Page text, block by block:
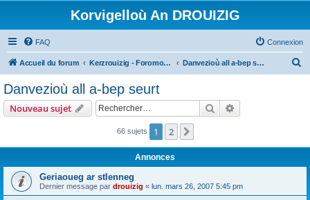
Korvigelloù An DROUIZIG
FAQ Connexion
Accueil du forum Kerzrouizig - Foromoù An Drouizig Danvezioù all a-bep seurt
e
Danvezioù all a-bep seurt
Nouveau sujet Rechercher
66 sujets 1 2
Annonces
Geriaoueg ar stlenneg
Dernier message par drouizig « lun. mars 26, 2007 5:45 pm